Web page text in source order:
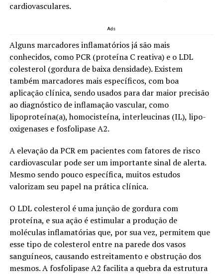
cardiovasculares.
Ads
Alguns marcadores inflamatórios já são mais
conhecidos, como PCR (proteína C reativa) e o LDL
colesterol (gordura de baixa densidade). Existem
também marcadores mais específicos, com boa
aplicação clínica, sendo usados para dar maior precisão
ao diagnóstico de inflamação vascular, como
lipoproteína(a), homocisteína, interleucinas (IL), lipo-
oxigenases e fosfolipase A2.
A elevação da PCR em pacientes com fatores de risco
cardiovascular pode ser um importante sinal de alerta.
Mesmo sendo pouco específica, muitos estudos
valorizam seu papel na prática clínica.
O LDL colesterol é uma junção de gordura com
proteína, e sua ação é estimular a produção de
moléculas inflamatórias que, por sua vez, permitem que
esse tipo de colesterol entre na parede dos vasos
sanguíneos, causando estreitamento e obstrução dos
mesmos. A fosfolipase A2 facilita a quebra da estrutura